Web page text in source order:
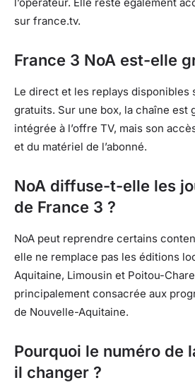
sur france.tv.
France 3 NoA est-elle
Le direct et les replays disponibles
gratuits. Sur une box, la chaîne est
intégrée à l’offre TV, mais son
et du matériel de l’abonné.
NoA diffuse-t-elle les
de France 3 ?
NoA peut reprendre certains
elle ne remplace pas les éditions
Aquitaine, Limousin et Poitou-
principalement consacrée aux
de Nouvelle-Aquitaine.
Pourquoi le numéro de
il changer ?